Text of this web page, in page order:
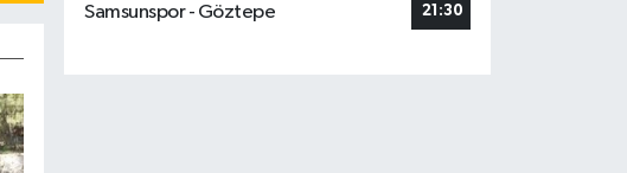
Samsunspor - Göztepe
21:30